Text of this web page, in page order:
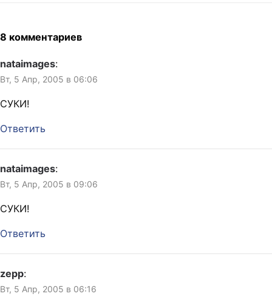
8 комментариев
nataimages:
Вт, 5 Апр, 2005 в 06:06
СУКИ!
Ответить
nataimages:
Вт, 5 Апр, 2005 в 09:06
СУКИ!
Ответить
zepp:
Вт, 5 Апр, 2005 в 06:16